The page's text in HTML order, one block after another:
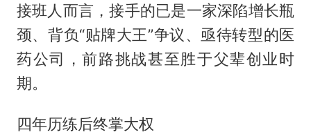
接班人而言，接手的已是一家深陷增长瓶
颈、背负“贴牌大王”争议、亟待转型的医
药公司，前路挑战甚至胜于父辈创业时
期。
四年历练后终掌大权